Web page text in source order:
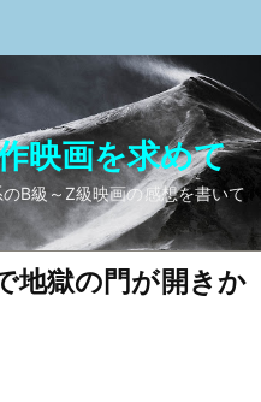
映画を求めて
B級～Z級映画の感想を書いて
地獄の門が開きか